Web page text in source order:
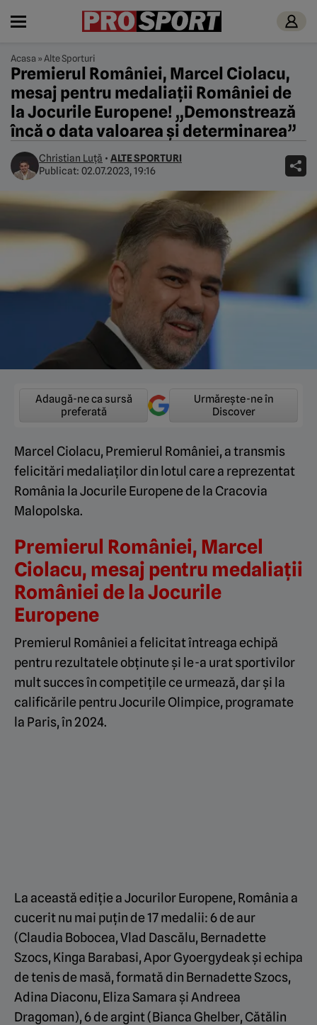
Acasa »Alte Sporturi
Premierul României, Marcel Ciolacu,
mesaj pentru medaliații României de
la Jocurile Europene! „Demonstrează
încă o data valoarea și determinarea”
Christian Luță • ALTE SPORTURI
Publicat: 02.07.2023, 19:16
Adaugă-ne ca sursă
preferată
Urmărește-ne în
Discover
Marcel Ciolacu, Premierul României, a transmis
felicitări medaliaților din lotul care a reprezentat
România la Jocurile Europene de la Cracovia
Malopolska.
Premierul României, Marcel
Ciolacu, mesaj pentru medaliații
României de la Jocurile
Europene
Premierul României a felicitat întreaga echipă
pentru rezultatele obținute și le-a urat sportivilor
mult succes în competițile ce urmează, dar și la
calificările pentru Jocurile Olimpice, programate
la Paris, în 2024.
La această ediție a Jocurilor Europene, România a
cucerit nu mai puțin de 17 medalii: 6 de aur
(Claudia Bobocea, Vlad Dascălu, Bernadette
Szocs, Kinga Barabasi, Apor Gyoergydeak și echipa
de tenis de masă, formată din Bernadette Szocs,
Adina Diaconu, Eliza Samara și Andreea
Dragoman), 6 de argint (Bianca Ghelber, Cătălin